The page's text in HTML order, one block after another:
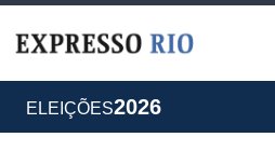
ELEIÇÕES2026